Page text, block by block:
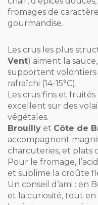
fromages de
gourmandise.
Les crus les plus
Vent) aiment la
supportent
rafraîchi (14-15°C).
Les crus fins et fruités
excellent sur des
végétales.
Brouilly et Côte de
accompagnent
charcuteries, et plats
Pour le fromage,
et sublime la croûte
Un conseil d’ami : en
et la curiosité, tout